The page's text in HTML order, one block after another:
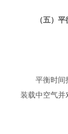
（五）
平衡时间
装载中空气并